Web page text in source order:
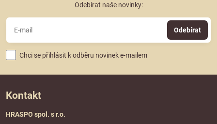
Odebírat naše novinky:
Odebírat
Chci se přihlásit k odběru novinek e-mailem
Kontakt
HRASPO spol. s r.o.